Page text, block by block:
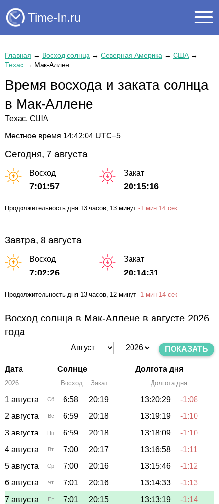
Time-In.ru
Главная → Восход солнца → Северная Америка → США →
Техас → Мак-Аллен
Время восхода и заката солнца
в Мак-Аллене
Техас, США
Местное время 14:42:05 UTC−5
Сегодня, 7 августа
Восход
7:01:57
Закат
20:15:16
Продолжительность дня 13 часов , 13 минут -1 мин 14 сек
Завтра, 8 августа
Восход
7:02:26
Закат
20:14:31
Продолжительность дня 13 часов, 12 минут -1 мин 14 сек
Восход солнца в Мак-Аллене в августе 2026
года
ПОКАЗАТЬ
Дата Солнце Долгота дня
2026 Восход Закат Долгота дня
1 августа Сб 6:58 20:19 13:20:29
-1:08
2 августа
Вс 6:59 20:18 13:19:19
-1:10
3 августа
Пн 6:59 20:18 13:18:09
-1:10
4 августа
Вт 7:00 20:17 13:16:58
-1:11
5 августа
Ср 7:00 20:16 13:15:46
-1:12
6 августа
Чт 7:01 20:16 13:14:33
-1:13
7 августа
Пт 7:01 20:15 13:13:19
-1:14